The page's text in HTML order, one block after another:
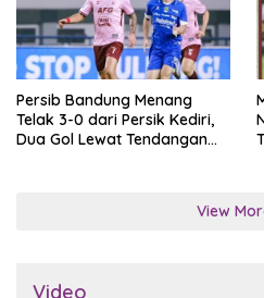
Persib Bandung Menang
Telak 3-0 dari Persik Kediri,
Dua Gol Lewat Tendangan
View
Video